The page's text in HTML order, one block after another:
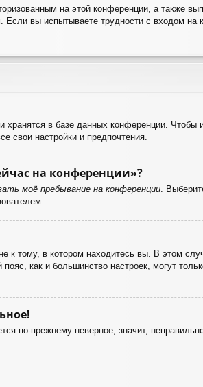
на этой конференции, а также
Если вы испытываете трудности с входом
в базе данных конференции.
свои настройки и предпочтения.
на конференции»?
моё пребывание на конференции .
тому, в котором находитесь вы. В этом
как и большинство настроек, могут
по-прежнему неверное, значит,